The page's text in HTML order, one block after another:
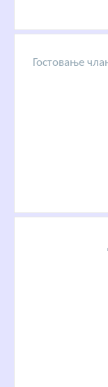
Гостовање